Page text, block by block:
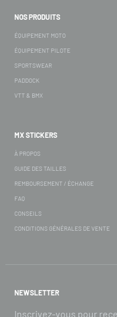
NOS PRODUITS
ÉQUIPEMENT MOTO
ÉQUIPEMENT PILOTE
SPORTSWEAR
PADDOCK
VTT & BMX
MX STICKERS
À PROPOS
GUIDE DES TAILLES
REMBOURSEMENT / ÉCHANGE
FAQ
CONSEILS
CONDITIONS GÉNÉRALES DE VENTE
NEWSLETTER
Inscrivez-vous pour